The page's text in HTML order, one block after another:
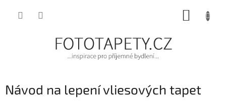
Návod na lepení vliesových tapet